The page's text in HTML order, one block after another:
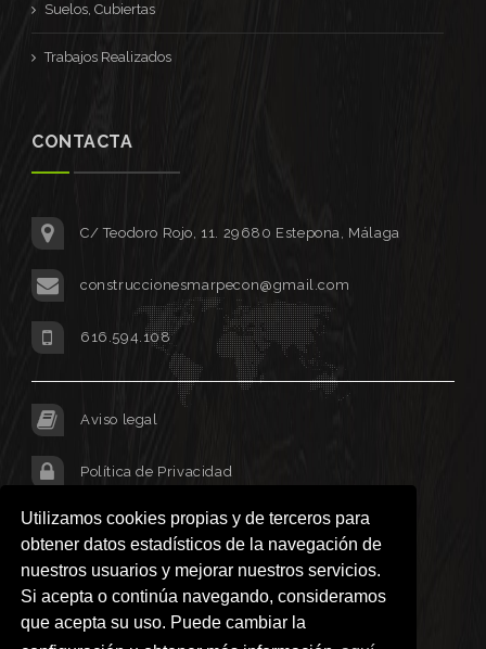
Utilizamos cookies propias y de terceros para
obtener datos estadísticos de la navegación de
nuestros usuarios y mejorar nuestros servicios.
Si acepta o continúa navegando, consideramos
que acepta su uso. Puede cambiar la
Suelos, Cubiertas
Trabajos Realizados
CONTACTA
C/ Teodoro Rojo, 11. 29680 Estepona, Málaga
construccionesmarpecon@gmail.com
616.594.108
Aviso legal
Política de Privacidad
Cookies